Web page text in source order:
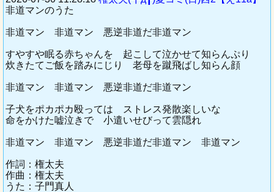
非道マンのうた
非道マン 非道マン 悪逆非道だ非道マン
すやすや眠る赤ちゃんを 起こして泣かせて知らんぷり
炊きたてご飯を踏みにじり 老母を蹴飛ばし知らん顔
非道マン 非道マン 悪逆非道だ非道マン
子犬をポカポカ殴っては ストレス発散楽しいな
命をかけた嘘泣きで 小遣いせびって雲隠れ
非道マン 非道マン 悪逆非道だ非道マン 非道マン
作詞：権太夫
作曲：権太夫
うた：子門真人